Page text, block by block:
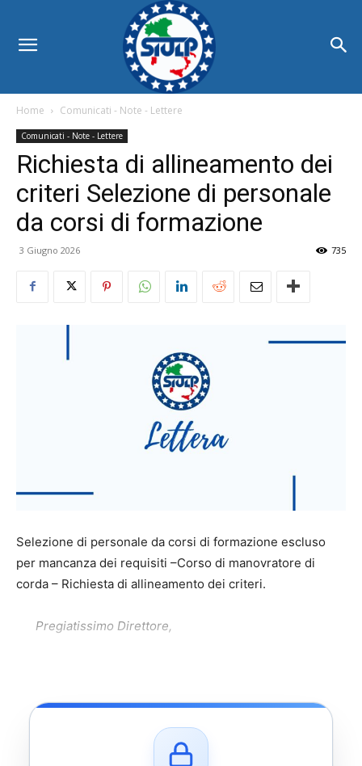
Home Comunicati - Note - Lettere
Comunicati - Note - Lettere
Richiesta di allineamento dei
criteri Selezione di personale
da corsi di formazione
3 Giugno 2026 735
Selezione di personale da corsi di formazione escluso
per mancanza dei requisiti –Corso di manovratore di
corda – Richiesta di allineamento dei criteri.
Pregiatissimo Direttore,